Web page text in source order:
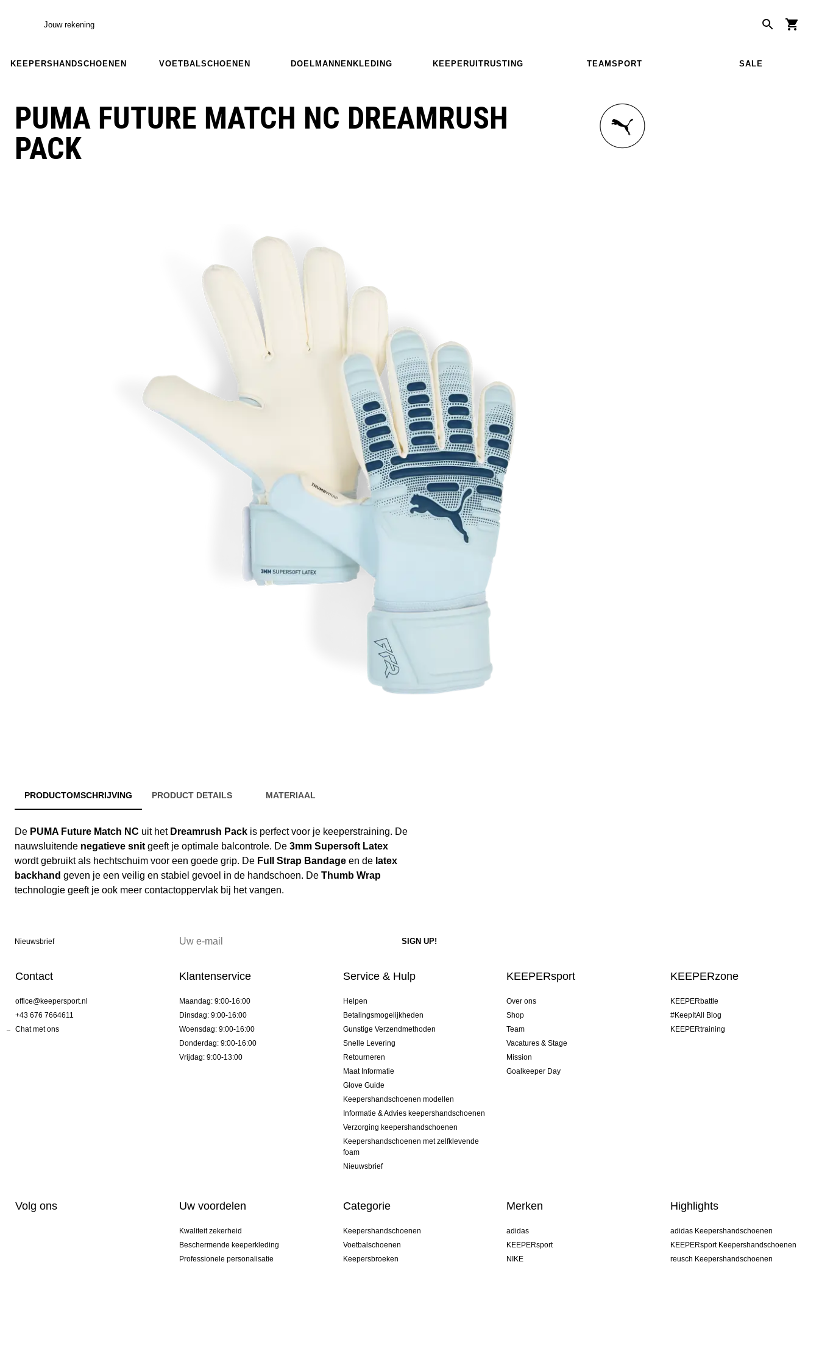
Jouw rekening
KEEPERSHANDSCHOENEN VOETBALSCHOENEN DOELMANNENKLEDING KEEPERUITRUSTING TEAMSPORT SALE
PUMA FUTURE MATCH NC DREAMRUSH
PACK
PRODUCTOMSCHRIJVING PRODUCT DETAILS MATERIAAL
De PUMA Future Match NC uit hetDreamrush Pack is perfect voor je keeperstraining. De
nauwsluitende negatieve snitgeeft je optimale balcontrole. De 3mm Supersoft Latex
wordt gebruikt als hechtschuim voor een goede grip. De Full Strap Bandage en de latex
backhand geven je een veilig en stabiel gevoel in de handschoen. De Thumb Wrap
technologie geeft je ook meer contactoppervlak bij het vangen.
Nieuwsbrief
Contact
office@keepersport.nl
+43 676 7664611
Chat met ons
Klantenservice
Maandag: 9:00-16:00
Dinsdag: 9:00-16:00
Woensdag: 9:00-16:00
Donderdag: 9:00-16:00
Vrijdag: 9:00-13:00
Service & Hulp
Helpen
Betalingsmogelijkheden
Gunstige Verzendmethoden
Snelle Levering
Retourneren
Maat Informatie
Glove Guide
Keepershandschoenen modellen
Informatie & Advies keepershandschoenen
Verzorging keepershandschoenen
Keepershandschoenen met zelfklevende
foam
Nieuwsbrief
KEEPERsport
Over ons
Shop
Team
Vacatures & Stage
Mission
Goalkeeper Day
KEEPERzone
KEEPERbattle
#KeepItAll Blog
KEEPERtraining
Volg ons Uw voordelen
Kwaliteit zekerheid
Beschermende keeperkleding
Professionele personalisatie
Categorie
Keepershandschoenen
Voetbalschoenen
Keepersbroeken
Merken
adidas
KEEPERsport
NIKE
Highlights
adidas Keepershandschoenen
KEEPERsport Keepershandschoenen
reusch Keepershandschoenen